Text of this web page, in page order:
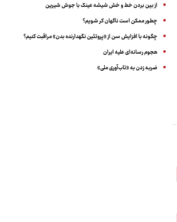
از بین بردن خط و خش شیشه عینک با جوش شیرین
چطور ممکن است ناگهان کر شویم؟
چگونه با افزایش سن از «پروتئین نگهدارنده بدن» مراقبت کنیم؟
هجوم رسانه‌ای علیه ایران
ضربه زدن به «تاب‌آوری ملی»